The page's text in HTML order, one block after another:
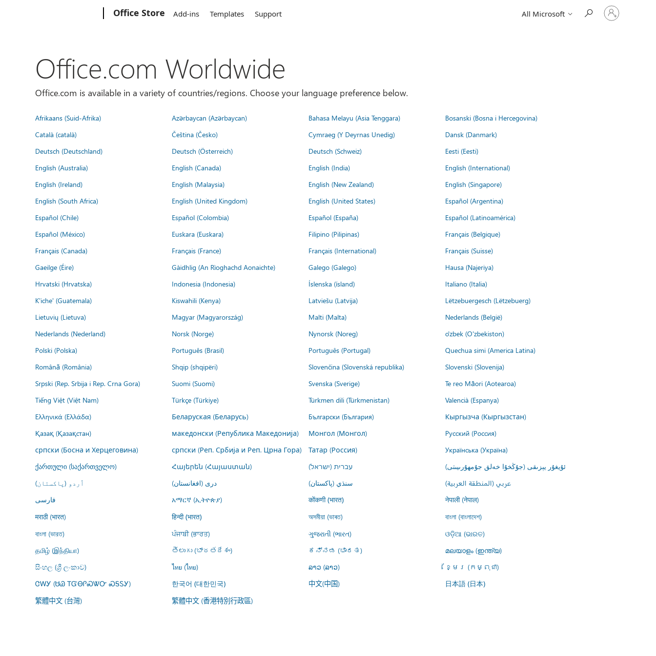
Office Store Add-ins Templates Support All Microsoft
Sign
in
Office.com Worldwide
Office.com is available in a variety of countries/regions. Choose your language preference below.
Afrikaans (Suid-Afrika) Azərbaycan (Azərbaycan) Bahasa Melayu (Asia Tenggara)
Bosanski (Bosna i Hercegovina)
Català (català)
Čeština (Česko) Cymraeg (Y Deyrnas Unedig)
Dansk (Danmark)
Deutsch (Deutschland)
Deutsch (Österreich) Deutsch (Schweiz)
Eesti (Eesti)
English (Australia)
English (Canada) English (India)
English (International)
English (Ireland)
English (Malaysia) English (New Zealand)
English (Singapore)
English (South Africa)
English (United Kingdom) English (United States)
Español (Argentina)
Español (Chile)
Español (Colombia) Español (España)
Español (Latinoamérica)
Español (México)
Euskara (Euskara) Filipino (Pilipinas)
Français (Belgique)
Français (Canada)
Français (France) Français (International)
Français (Suisse)
Gaeilge (Éire)
Gàidhlig (An Rìoghachd Aonaichte) Galego (Galego)
Hausa (Najeriya)
Hrvatski (Hrvatska)
Indonesia (Indonesia) Íslenska (ísland)
Italiano (Italia)
K'iche' (Guatemala)
Kiswahili (Kenya) Latviešu (Latvija)
Lëtzebuergesch (Lëtzebuerg)
Lietuvių (Lietuva)
Magyar (Magyarország) Malti (Malta)
Nederlands (België)
Nederlands (Nederland)
Norsk (Norge) Nynorsk (Noreg)
o'zbek (O'zbekiston)
Polski (Polska)
Português (Brasil) Português (Portugal)
Quechua simi (America Latina)
Română (România)
Shqip (shqipëri) Slovenčina (Slovenská republika)
Slovenski (Slovenija)
Srpski (Rep. Srbija i Rep. Crna Gora)
Suomi (Suomi) Svenska (Sverige)
Te reo Māori (Aotearoa)
Tiếng Việt (Việt Nam)
Türkçe (Türkiye) Türkmen dili (Türkmenistan)
Valencià (Espanya)
Ελληνικά (Ελλάδα)
Беларуская (Беларусь) Български (България)
Кыргызча (Кыргызстан)
Қазақ (Қазақстан)
македонски (Република Македонија) Монгол (Монгол)
Русский (Россия)
српски (Босна и Херцеговина)
српски (Реп. Србија и Реп. Црна Гора) Татар (Россия)
Українська (Україна)
ქართული (საქართველო)
Հայերեն (Հայաստան) עברית (ישראל)
ئۇيغۇر يېزىقى (جۇڭخۇا خەلق جۇمھۇرىيىتى)
اُردو (پاکستان)
درى (افغانستان) سنڌي (پاکستان)
عربي (المنطقة العربية)
فارسى
አማርኛ (ኢትዮጵያ) कोंकणी (भारत)
नेपाली (नेपाल)
मराठी (भारत)
हिन्दी (भारत) অসমীয়া (ভাৰত)
বাংলা (বাংলাদেশ)
বাংলা (ভারত)
ਪੰਜਾਬੀ (ਭਾਰਤ) ગુજરાતી (ભારત)
ଓଡ଼ିଆ (ଭାରତ)
தமிழ் (இந்தியா)
తెలుగు (భారతదేశం) ಕನ್ನಡ (ಭಾರತ)
മലയാളം (ഇന്ത്യ)
සිංහල (ශ්‍රී ලංකාව)
ไทย (ไทย) ລາວ (ລາວ)
ខ្មែរ (កម្ពុជា)
ᏣᎳᎩ (ᏌᏊ ᎢᏳᎾᎵᏍᏔᏅ ᏍᎦᏚᎩ)
한국어 (대한민국) 中文(中国) 日本語 (日本)
繁體中文 (台灣) 繁體中文 (香港特別行政區)